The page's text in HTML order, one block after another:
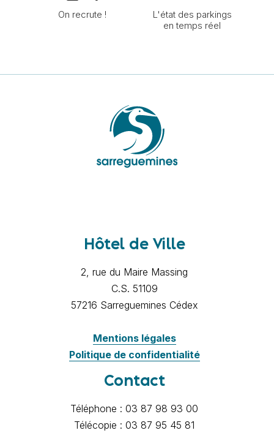
On recrute !
L'état des parkings
en temps réel
Hôtel de Ville
2, rue du Maire Massing
C.S. 51109
57216 Sarreguemines Cédex
Mentions légales
Politique de confidentialité
Contact
Téléphone : 03 87 98 93 00
Télécopie : 03 87 95 45 81